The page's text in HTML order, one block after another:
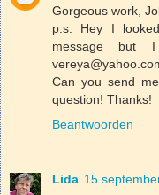
Gorgeous work,
p.s. Hey I
message but
Can you send
question! Thanks!
Beantwoorden
Lida 15